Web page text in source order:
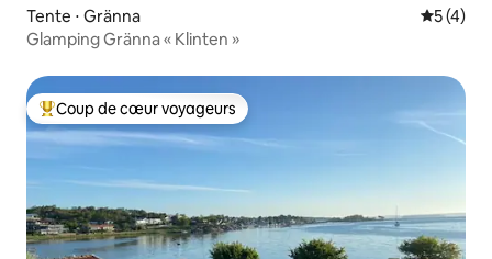
Tente ⋅ Gränna
5 (4)
Glamping Gränna « Klinten »
Coups de cœur voyageurs les plus appréciés
Coup de cœur voyageurs